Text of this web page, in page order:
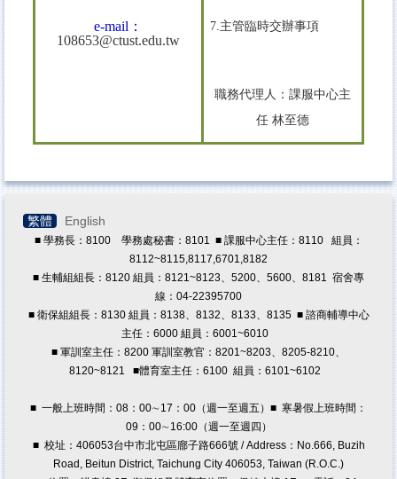
e-mail：
108653@ctust.edu.tw
7.主管臨時交辦事項
職務代理人：課服中心主
任 林至德
繁體 English
■ 學務長：8100 學務處秘書：8101 ■ 課服中心主任：8110 組員：
8112~8115,8117,6701,8182
■ 生輔組組長：8120 組員：8121~8123、5200、5600、8181 宿舍專
線：04-22395700
■ 衛保組組長：8130 組員：8138、8132、8133、8135 ■ 諮商輔導中心
主任：6000 組員：6001~6010
■ 軍訓室主任：8200 軍訓室教官：8201~8203、8205-8210、
8120~8121
■體育室主任：6100 組員：6101~6102
■ 一般上班時間：08：00∼17：00（週一至週五）■ 寒暑假上班時間：
09：00∼16:00（週一至週四）
■ 校址：406053台中市北屯區廍子路666號 / Address：No.666, Buzih
Road, Beitun District, Taichung City 406053, Taiwan (R.O.C.)